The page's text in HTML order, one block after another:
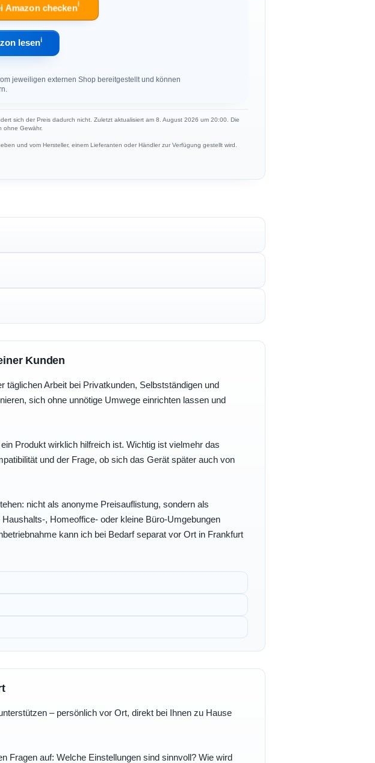
Amazon checkenℹ︎
lesenℹ︎
jeweiligen externen Shop bereitgestellt und können
sich der Preis dadurch nicht. Zuletzt aktualisiert am 8. August 2026 um 20:00. Die
ohne Gewähr.
und vom Hersteller, einem Lieferanten oder Händler zur Verfügung gestellt wird.
Kunden
Arbeit bei Privatkunden, Selbstständigen und
sich ohne unnötige Umwege einrichten lassen und
Produkt wirklich hilfreich ist. Wichtig ist vielmehr das
und der Frage, ob sich das Gerät später auch von
nicht als anonyme Preisauflistung, sondern als
, Homeoffice- oder kleine Büro-Umgebungen
kann ich bei Bedarf separat vor Ort in Frankfurt
– persönlich vor Ort, direkt bei Ihnen zu Hause
Fragen auf: Welche Einstellungen sind sinnvoll? Wie wird